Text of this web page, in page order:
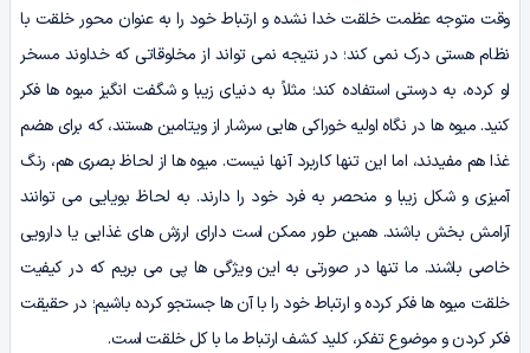
وقت متوجه عظمت خلقت خدا نشده و ارتباط خود را به عنوان محور خلقت با
نظام هستی درک نمی کند؛ در نتیجه نمی تواند از مخلوقاتی که خداوند مسخر
او کرده، به درستی استفاده کند؛ مثلاً به دنیای زیبا و شگفت انگیز میوه ها فکر
کنید. میوه ها در نگاه اولیه خوراکی هایی سرشار از ویتامین هستند، که برای هضم
غذا هم مفیدند، اما این تنها کاربرد آنها نیست. میوه ها از لحاظ بصری هم، رنگ
آمیزی و شکل زیبا و منحصر به فرد خود را دارند. به لحاظ بویایی می توانند
آرامش بخش باشند. همین طور ممکن است دارای ارزش های غذایی یا دارویی
خاصی باشند. ما تنها در صورتی به این ویژگی ها پی می بریم که در کیفیت
خلقت میوه ها فکر کرده و ارتباط خود را با آن ها جستجو کرده باشیم؛ در حقیقت
فکر کردن و موضوع تفکر، کلید کشف ارتباط ما با کل خلقت است.